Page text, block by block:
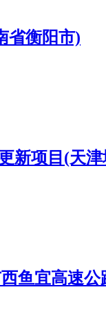
省衡阳市)
新项目(天
鱼宜高速公